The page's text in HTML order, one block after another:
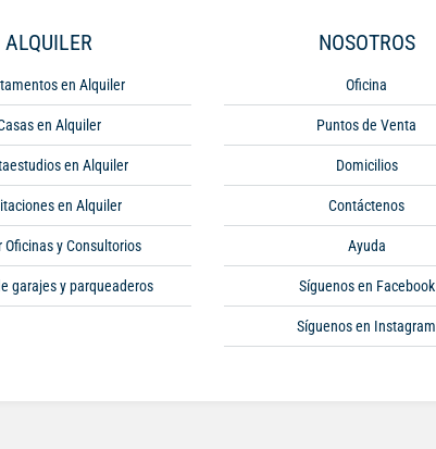
ALQUILER
en Alquiler
en Alquiler
en Alquiler
en Alquiler
Oficinas y Consultorios
garajes y parqueaderos
NOSOTROS
Oficina
Puntos de Venta
Domicilios
Contáctenos
Ayuda
Síguenos en Facebook
Síguenos en Instagram